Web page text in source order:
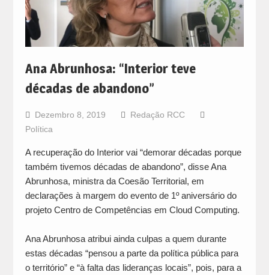
Ana Abrunhosa: “Interior teve
décadas de abandono”
Dezembro 8, 2019
Redação RCC
Política
A recuperação do Interior vai “demorar décadas porque
também tivemos décadas de abandono”, disse Ana
Abrunhosa, ministra da Coesão Territorial, em
declarações à margem do evento de 1º aniversário do
projeto Centro de Competências em Cloud Computing.
Ana Abrunhosa atribui ainda culpas a quem durante
estas décadas “pensou a parte da política pública para
o território” e “à falta das lideranças locais”, pois, para a